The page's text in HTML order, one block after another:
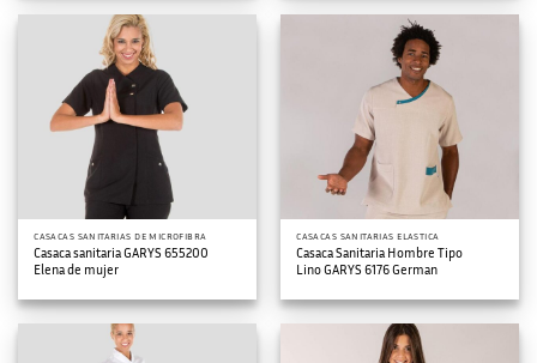
CASACAS SANITARIAS DE MICROFIBRA
Casaca sanitaria GARYS 655200
Elena de mujer
CASACAS SANITARIAS ELASTICA
Casaca Sanitaria Hombre Tipo
Lino GARYS 6176 German